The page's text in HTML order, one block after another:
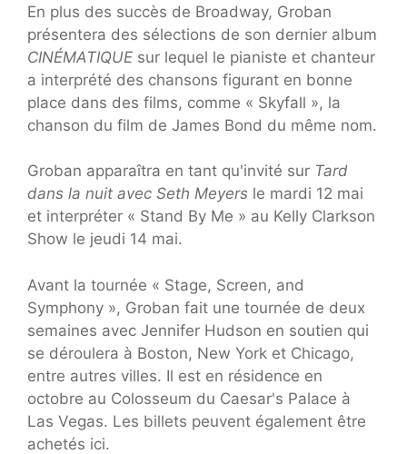
En plus des succès de Broadway, Groban
présentera des sélections de son dernier album
CINÉMATIQUE sur lequel le pianiste et chanteur
a interprété des chansons figurant en bonne
place dans des films, comme « Skyfall », la
chanson du film de James Bond du même nom.
Groban apparaîtra en tant qu'invité sur Tard
dans la nuit avec Seth Meyers le mardi 12 mai
et interpréter « Stand By Me » au Kelly Clarkson
Show le jeudi 14 mai.
Avant la tournée « Stage, Screen, and
Symphony », Groban fait une tournée de deux
semaines avec Jennifer Hudson en soutien qui
se déroulera à Boston, New York et Chicago,
entre autres villes. Il est en résidence en
octobre au Colosseum du Caesar's Palace à
Las Vegas. Les billets peuvent également être
achetés ici.